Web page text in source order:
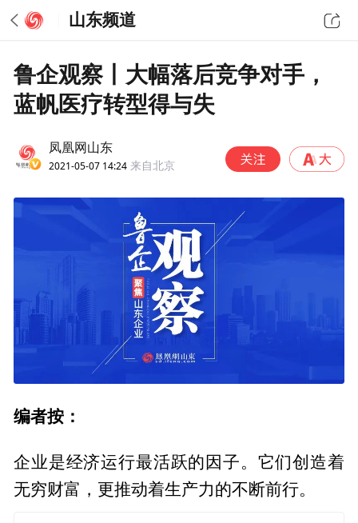
山东频道
鲁企观察丨大幅落后竞争对手，
蓝帆医疗转型得与失
凤凰网山东
2021-05-07 14:24 来自北京
编者按：
企业是经济运行最活跃的因子。它们创造着
无穷财富，更推动着生产力的不断前行。